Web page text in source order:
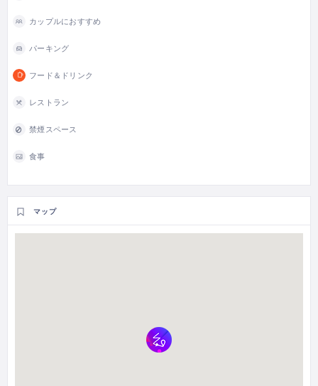
カップルにおすすめ
パーキング
フード＆ドリンク
レストラン
禁煙スペース
食事
マップ